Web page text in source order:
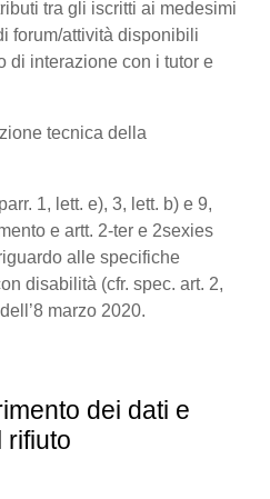
tra gli iscritti ai medesimi
forum/attività disponibili
di interazione con i tutor e
tecnica della
1, lett. e), 3, lett. b) e 9,
e artt. 2-ter e 2sexies
alle specifiche
disabilità (cfr. spec. art. 2,
marzo 2020.
dei dati e
rifiuto